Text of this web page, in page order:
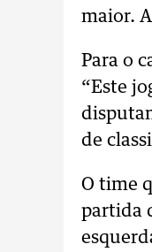
maior.
Para o
“Este
de
O time
partida